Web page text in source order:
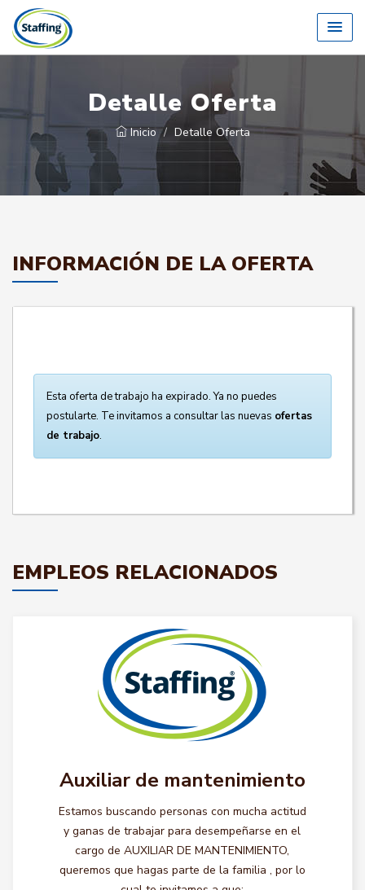
Detalle Oferta
Inicio Detalle Oferta
INFORMACIÓN DE LA OFERTA
Esta oferta de trabajo ha expirado. Ya no puedes
postularte. Te invitamos a consultar las nuevas ofertas
de trabajo.
EMPLEOS RELACIONADOS
Auxiliar de mantenimiento
Estamos buscando personas con mucha actitud
y ganas de trabajar para desempeñarse en el
cargo de AUXILIAR DE MANTENIMIENTO,
queremos que hagas parte de la familia , por lo